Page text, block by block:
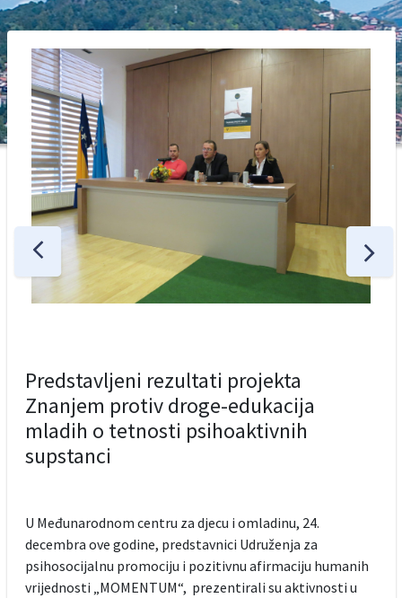
Predstavljeni rezultati projekta
Znanjem protiv droge-edukacija
mladih o tetnosti psihoaktivnih
supstanci
U Međunarodnom centru za djecu i omladinu, 24.
decembra ove godine, predstavnici Udruženja za
psihosocijalnu promociju i pozitivnu afirmaciju humanih
vrijednosti „MOMENTUM“, prezentirali su aktivnosti u